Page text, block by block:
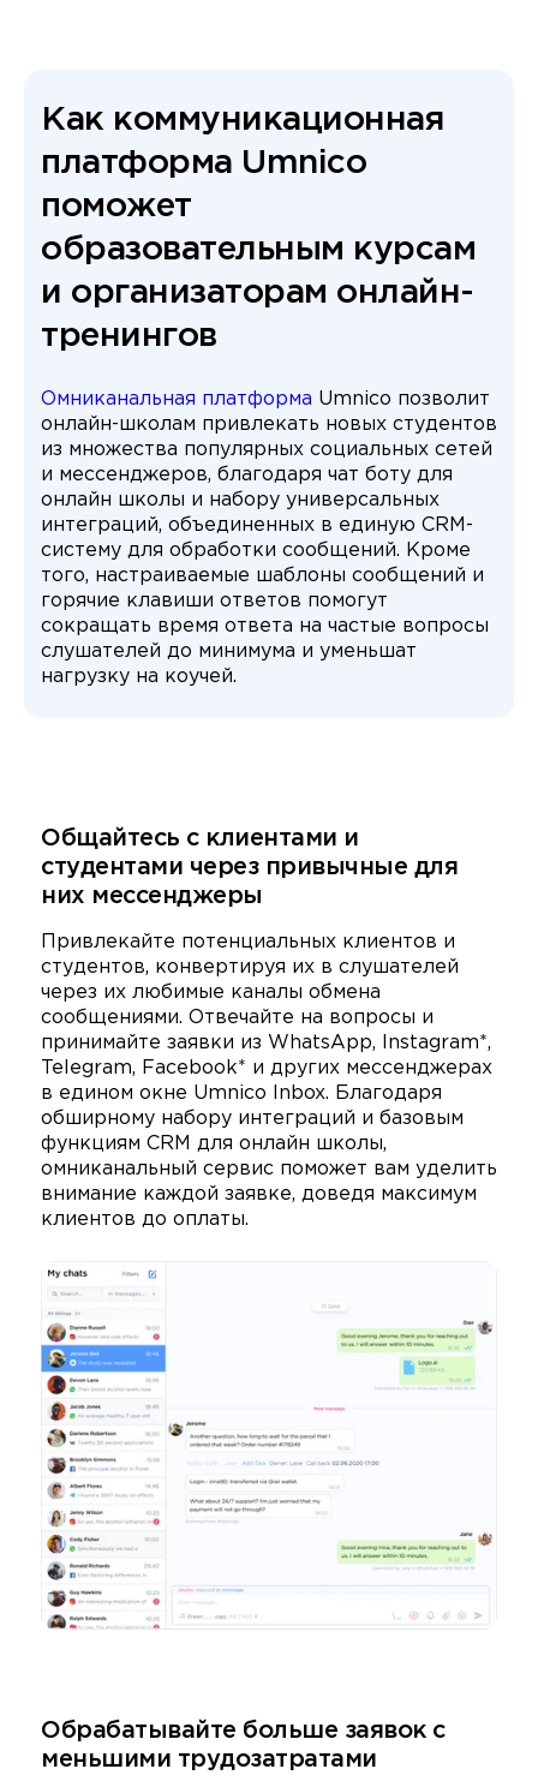
Как коммуникационная
платформа Umnico
поможет
образовательным курсам
и организаторам онлайн-
тренингов
Омниканальная платформа Umnico позволит
онлайн-школам привлекать новых студентов
из множества популярных социальных сетей
и мессенджеров, благодаря чат боту для
онлайн школы и набору универсальных
интеграций, объединенных в единую CRM-
систему для обработки сообщений. Кроме
того, настраиваемые шаблоны сообщений и
горячие клавиши ответов помогут
сокращать время ответа на частые вопросы
слушателей до минимума и уменьшат
нагрузку на коучей.
Общайтесь с клиентами и
студентами через привычные для
них мессенджеры
Привлекайте потенциальных клиентов и
студентов, конвертируя их в слушателей
через их любимые каналы обмена
сообщениями. Отвечайте на вопросы и
принимайте заявки из WhatsApp, Instagram*,
Telegram, Facebook* и других мессенджерах
в едином окне Umnico Inbox. Благодаря
обширному набору интеграций и базовым
функциям CRM для онлайн школы,
омниканальный сервис поможет вам уделить
внимание каждой заявке, доведя максимум
клиентов до оплаты.
Обрабатывайте больше заявок с
меньшими трудозатратами